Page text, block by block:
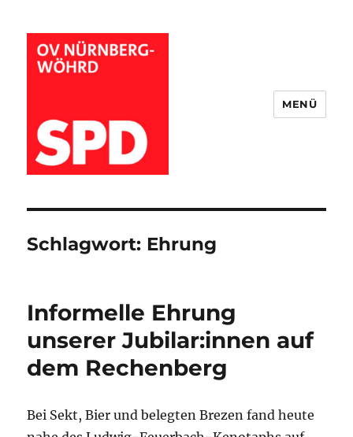
MENÜ
Schlagwort: Ehrung
Informelle Ehrung
unserer Jubilar:innen auf
dem Rechenberg
Bei Sekt, Bier und belegten Brezen fand heute